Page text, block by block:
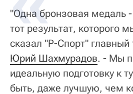
"Одна бронзовая медаль
тот результат, которого
сказал "Р-Спорт"
Юрий Шахмурадов. - Мы
идеальную подготовку к
быть, даже лучшую, чем